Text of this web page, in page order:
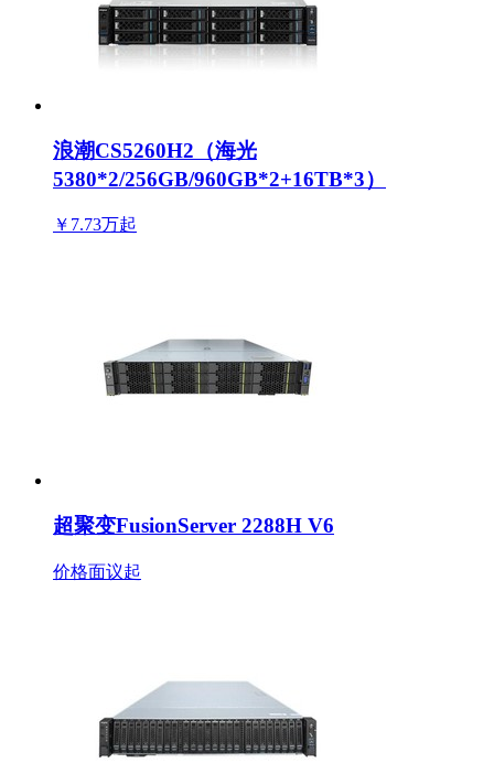
浪潮CS5260H2（海光
5380*2/256GB/960GB*2+16TB*3）
￥7.73万起
超聚变FusionServer 2288H V6
价格面议起